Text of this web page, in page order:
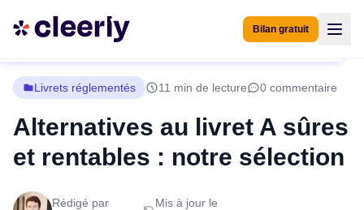
Bilan gratuit
Livrets réglementés 11 min de lecture 0 commentaire
Alternatives au livret A sûres
et rentables : notre sélection
Rédigé par
Mis à jour le